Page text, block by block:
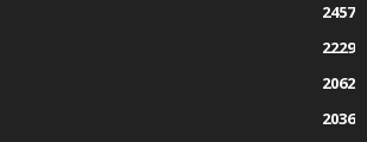
2457
2229
2062
2036